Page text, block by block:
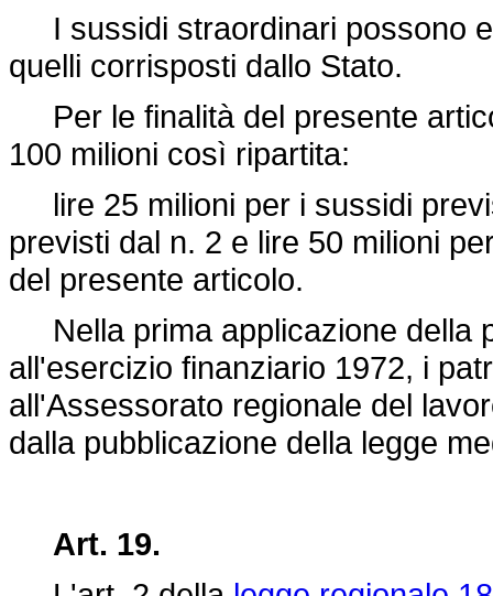
I sussidi straordinari possono
quelli corrisposti dallo Stato.
Per le finalità del presente
100 milioni così ripartita:
lire 25 milioni per i sussidi
previsti dal n. 2 e lire 50 milioni
del presente articolo.
Nella prima applicazione della
all'esercizio finanziario 1972, i
all'Assessorato regionale del
dalla pubblicazione della legge
Art. 19.